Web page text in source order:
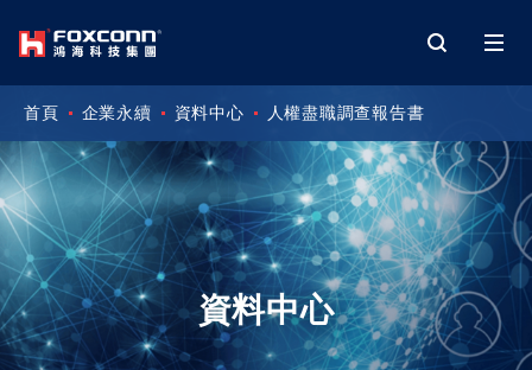
資料中心
首頁 企業永續 資料中心 人權盡職調查報告書